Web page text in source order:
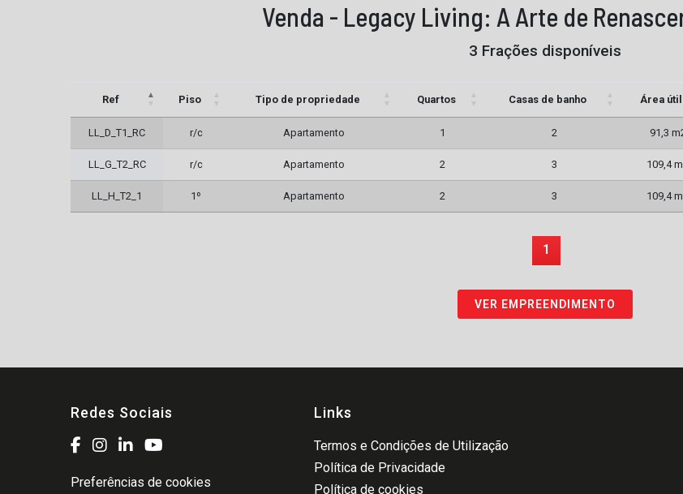
Venda - Legacy Living: A Arte de
3 Frações disponíveis
Ref Piso Tipo de propriedade Quartos Casas de banho Área útil
LL_D_T1_RC r/c Apartamento 1 2 91,3
LL_G_T2_RC r/c Apartamento 2 3 109,4
LL_H_T2_1 1º Apartamento 2 3 109,4
1
VER EMPREENDIMENTO
Redes Sociais
Preferências de cookies
Links
Termos e Condições de Utilização
Política de Privacidade
Política de cookies